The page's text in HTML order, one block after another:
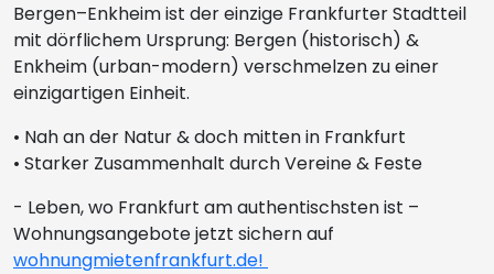
Bergen–Enkheim ist der einzige Frankfurter Stadtteil
mit dörflichem Ursprung: Bergen (historisch) &
Enkheim (urban-modern) verschmelzen zu einer
einzigartigen Einheit.
• Nah an der Natur & doch mitten in Frankfurt
• Starker Zusammenhalt durch Vereine & Feste
- Leben, wo Frankfurt am authentischsten ist –
Wohnungsangebote jetzt sichern auf
wohnungmietenfrankfurt.de!